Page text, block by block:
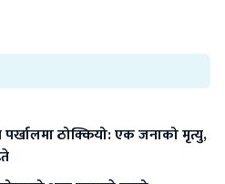
पर्खालमा ठोक्कियो: एक जनाको मृत्यु,